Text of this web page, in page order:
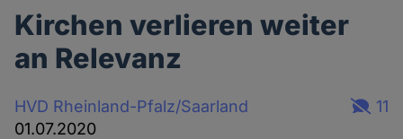
Kirchen verlieren weiter
an Relevanz
HVD Rheinland-Pfalz/Saarland
01.07.2020
11